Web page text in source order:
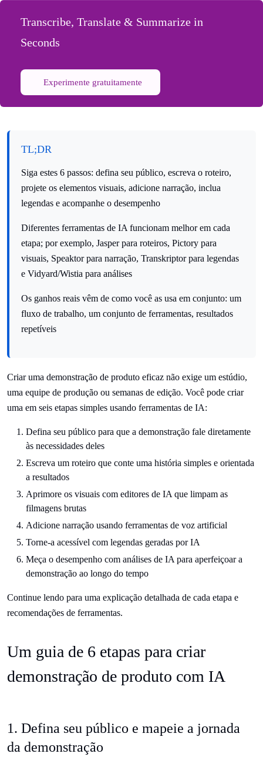
Transcribe, Translate & Summarize in
Seconds
Experimente gratuitamente
TL;DR
Siga estes 6 passos: defina seu público, escreva o roteiro,
projete os elementos visuais, adicione narração, inclua
legendas e acompanhe o desempenho
Diferentes ferramentas de IA funcionam melhor em cada
etapa; por exemplo, Jasper para roteiros, Pictory para
visuais, Speaktor para narração, Transkriptor para legendas
e Vidyard/Wistia para análises
Os ganhos reais vêm de como você as usa em conjunto: um
fluxo de trabalho, um conjunto de ferramentas, resultados
repetíveis
Criar uma demonstração de produto eficaz não exige um estúdio,
uma equipe de produção ou semanas de edição. Você pode criar
uma em seis etapas simples usando ferramentas de IA:
Defina seu público para que a demonstração fale diretamente
às necessidades deles
Escreva um roteiro que conte uma história simples e orientada
a resultados
Aprimore os visuais com editores de IA que limpam as
filmagens brutas
Adicione narração usando ferramentas de voz artificial
Torne-a acessível com legendas geradas por IA
Meça o desempenho com análises de IA para aperfeiçoar a
demonstração ao longo do tempo
Continue lendo para uma explicação detalhada de cada etapa e
recomendações de ferramentas.
Um guia de 6 etapas para criar
demonstração de produto com IA
1. Defina seu público e mapeie a jornada
da demonstração